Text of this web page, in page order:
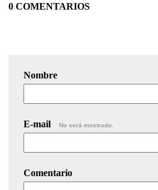
0 COMENTARIOS
Nombre
E-mail No será mostrado.
Comentario